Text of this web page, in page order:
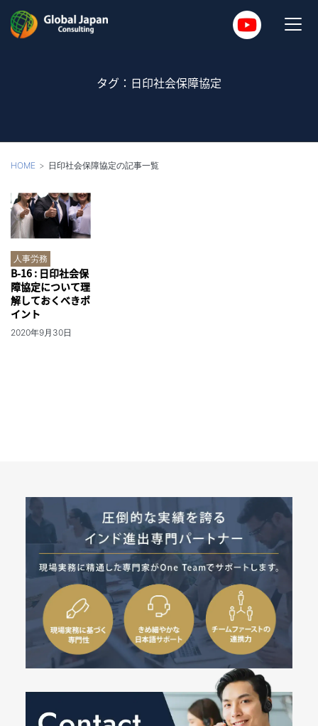
タグ：日印社会保障協定
HOME 日印社会保障協定の記事一覧
人事労務
B-16 : 日印社会保
障協定について理
解しておくべきポ
イント
2020年9月30日